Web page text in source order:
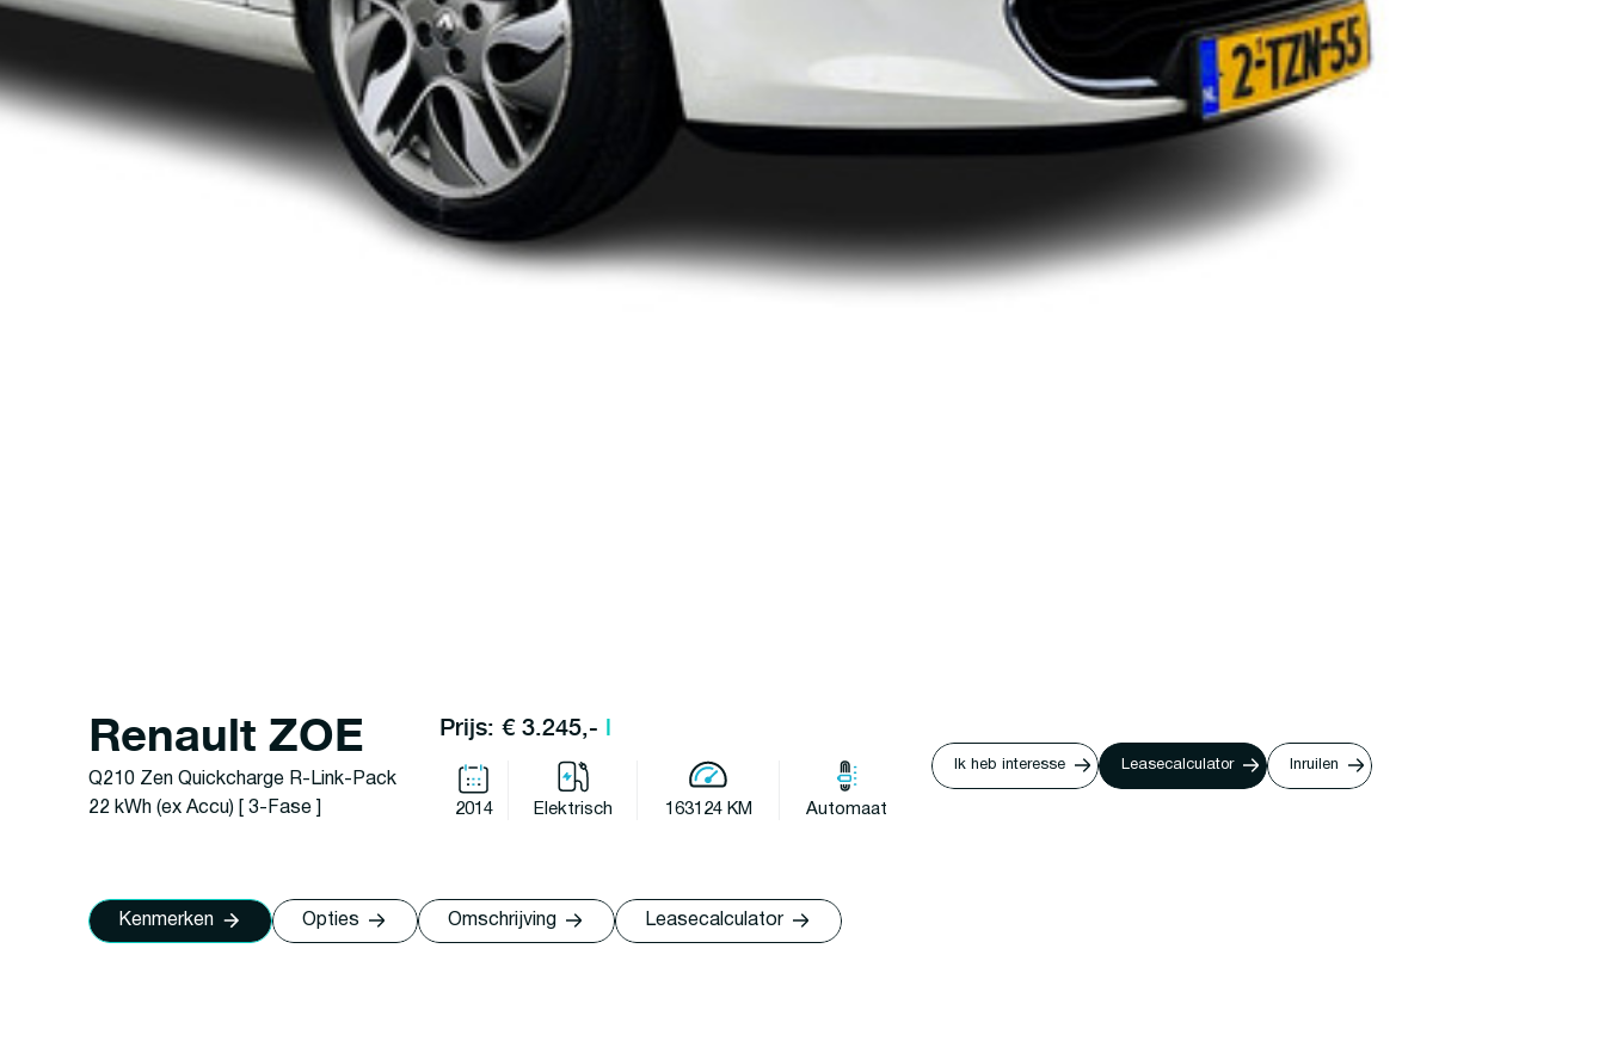
Renault ZOE
Q210 Zen Quickcharge R-Link-Pack
22 kWh (ex Accu) [ 3-Fase ]
Prijs: € 3.245,- l
2014 Elektrisch 163124 KM Automaat
Ik heb interesse Leasecalculator Inruilen
Kenmerken Opties Omschrijving Leasecalculator